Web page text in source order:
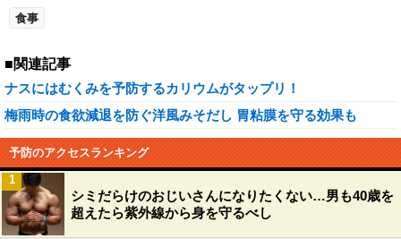
食事
■関連記事
ナスにはむくみを予防するカリウムがタップリ！
梅雨時の食欲減退を防ぐ洋風みそだし 胃粘膜を守る効果も
予防のアクセスランキング
シミだらけのおじいさんになりたくない…男も40歳を
超えたら紫外線から身を守るべし
1